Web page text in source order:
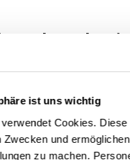
ist uns wichtig
Cookies. Diese
und
zu machen.
des
Effizienz ist bei
der Energiestrategie